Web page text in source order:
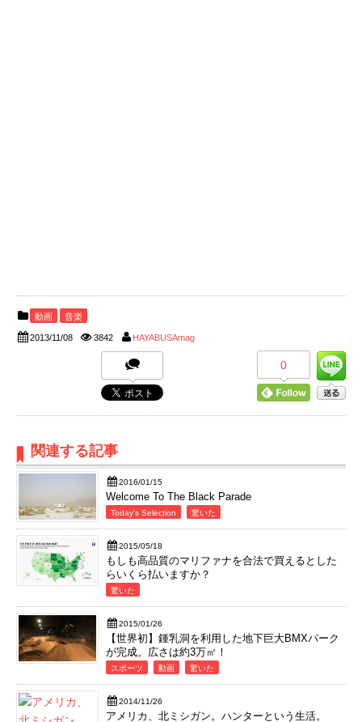
動画 音楽
2013/11/08 3842 HAYABUSAmag
0
関連する記事
2016/01/15
Welcome To The Black Parade
Today's Selection 驚いた
2015/05/18
もしも高品質のマリファナを合法で買えるとした
らいくら払いますか？
驚いた
2015/01/26
【世界初】鍾乳洞を利用した地下巨大BMXパーク
が完成。広さは約3万㎡！
スポーツ 動画 驚いた
2014/11/26
アメリカ、北ミシガン。ハンターという生活。